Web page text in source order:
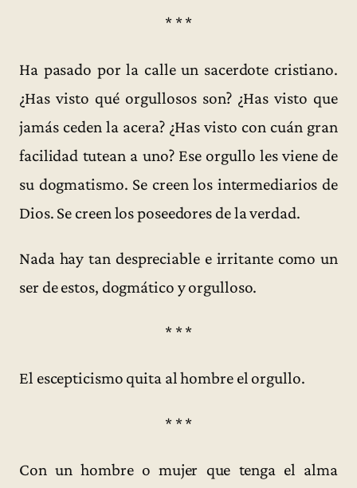
* * *
Ha pasado por la calle un sacerdote cristiano.
¿Has visto qué orgullosos son? ¿Has visto que
jamás ceden la acera? ¿Has visto con cuán gran
facilidad tutean a uno? Ese orgullo les viene de
su dogmatismo. Se creen los intermediarios de
Dios. Se creen los poseedores de la verdad.
Nada hay tan despreciable e irritante como un
ser de estos, dogmático y orgulloso.
* * *
El escepticismo quita al hombre el orgullo.
* * *
Con un hombre o mujer que tenga el alma